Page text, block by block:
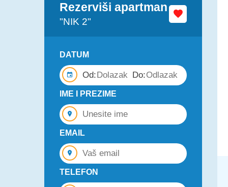
Rezerviši apartman
"NIK 2"
DATUM
Od: Do:
IME I PREZIME
EMAIL
TELEFON